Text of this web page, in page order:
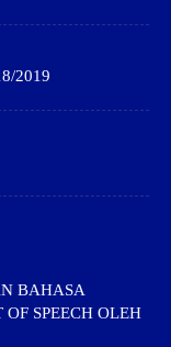
2019
BAHASA
SPEECH OLEH